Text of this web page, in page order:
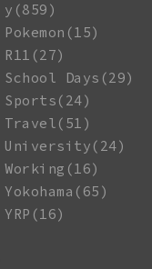
y(859)
Pokemon(15)
R11(27)
School Days(29)
Sports(24)
Travel(51)
University(24)
Working(16)
Yokohama(65)
YRP(16)